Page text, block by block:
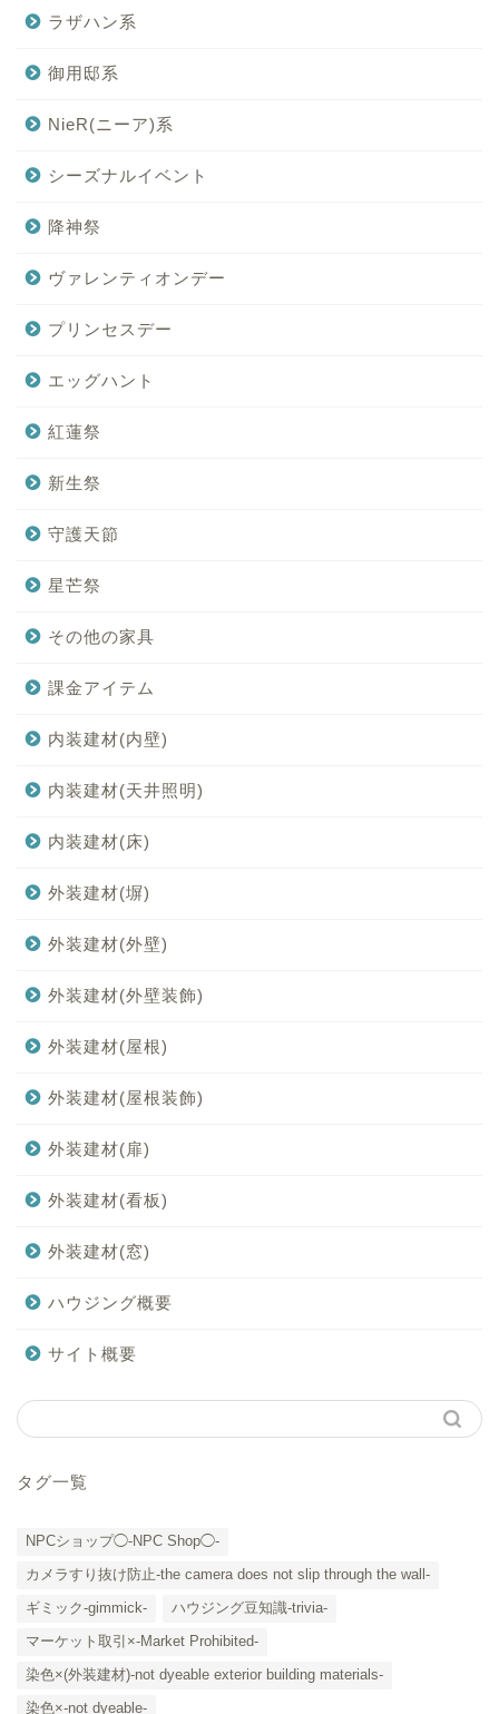
ラザハン系
御用邸系
NieR(ニーア)系
シーズナルイベント
降神祭
ヴァレンティオンデー
プリンセスデー
エッグハント
紅蓮祭
新生祭
守護天節
星芒祭
その他の家具
課金アイテム
内装建材(内壁)
内装建材(天井照明)
内装建材(床)
外装建材(塀)
外装建材(外壁)
外装建材(外壁装飾)
外装建材(屋根)
外装建材(屋根装飾)
外装建材(扉)
外装建材(看板)
外装建材(窓)
ハウジング概要
サイト概要
タグ一覧
NPCショップ◯-NPC Shop◯-
カメラすり抜け防止-the camera does not slip through the wall-
ギミック-gimmick-
ハウジング豆知識-trivia-
マーケット取引×-Market Prohibited-
染色×(外装建材)-not dyeable exterior building materials-
染色×-not dyeable-